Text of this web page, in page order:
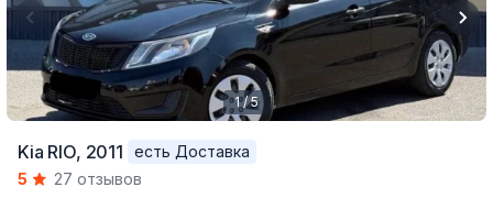
of
1 / 5
Kia RIO, 2011
есть Доставка
5
27 отзывов